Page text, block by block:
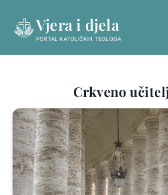
content
Vjera i djela
PORTAL KATOLIČKIH TEOLOGA
Crkveno